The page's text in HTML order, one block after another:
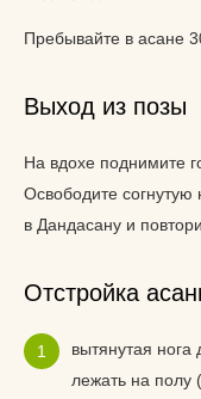
Пребывайте в асане
Выход из позы
На вдохе поднимите
Освободите согнутую
в Дандасану и
Отстройка
вытянутая
лежать на полу (